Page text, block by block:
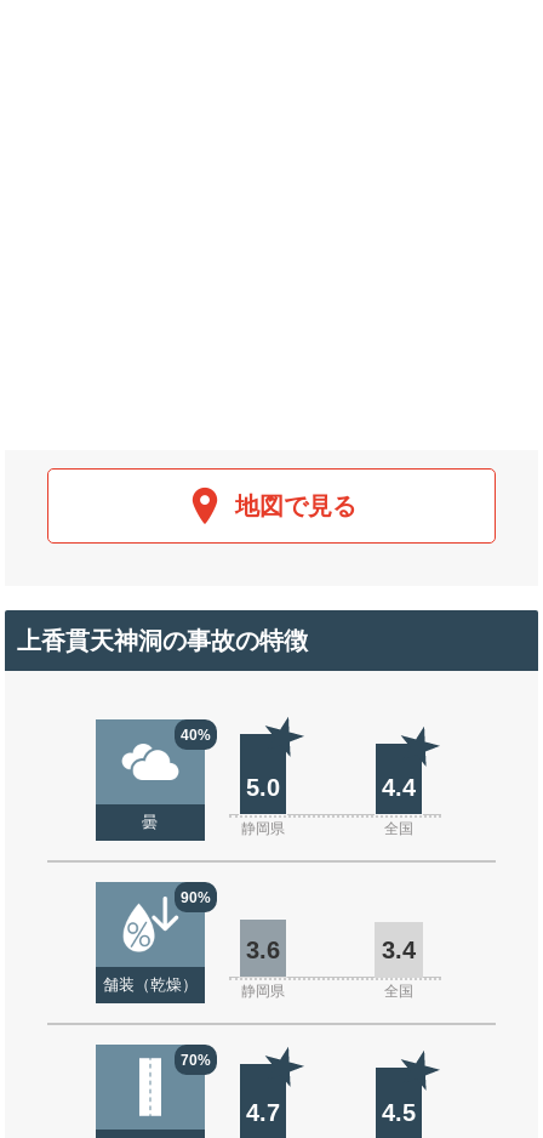
地図で見る
上香貫天神洞の事故の特徴
40%
曇
5.0 4.4
静岡県 全国
90%
舗装（乾燥）
3.6 3.4
静岡県 全国
70%
4.7 4.5